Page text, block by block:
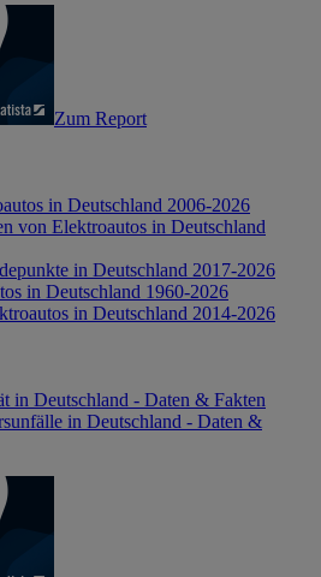
Zum Report
in Deutschland 2006-2026
von Elektroautos in Deutschland
in Deutschland 2017-2026
in Deutschland 1960-2026
in Deutschland 2014-2026
in Deutschland - Daten & Fakten
in Deutschland - Daten &